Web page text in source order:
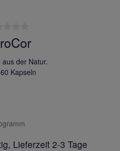
aus der Natur.
Kapseln
Lieferzeit 2-3 Tage